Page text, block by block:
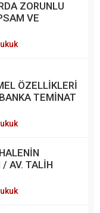
ZORUNLU
VE
ÖZELLİKLERİ
TEMİNAT
/ AV. TALİH